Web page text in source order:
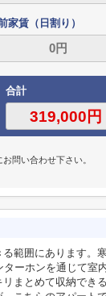
家賃（日割り）
合計
問い合わせ下さい。
範囲にあります。
ーホンを通じて室
まとめて収納でき